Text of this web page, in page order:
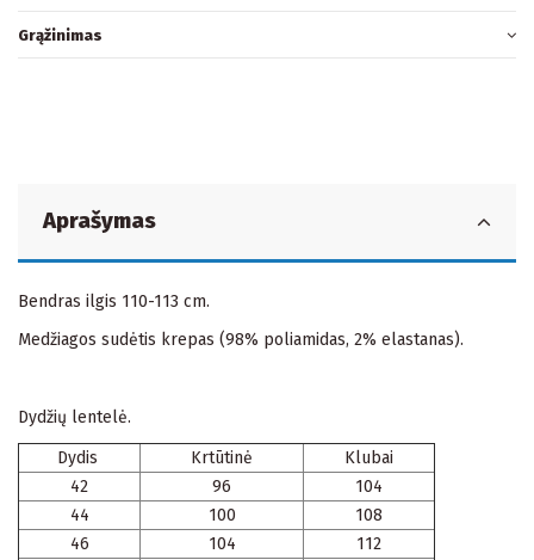
Grąžinimas
Aprašymas
Bendras ilgis 110-113 cm.
Medžiagos sudėtis krepas (98% poliamidas, 2% elastanas).
Dydžių lentelė.
Dydis Krtūtinė
Klubai
42
96
104
44
100
108
46
104
112